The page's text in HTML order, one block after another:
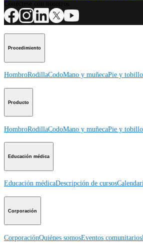
Procedimiento
HombroRodillaCodoMano y muñecaPie y tobillo
Producto
HombroRodillaCodoMano y muñecaPie y tobillo
Educación médica
Educación médicaDescripción de cursos
Corporación
CorporaciónQuiénes somosEventos comunitarios